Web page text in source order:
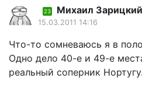
23 Михаил Зарицкий
15.03.2011 14:16
Что-то сомневаюсь я в
Одно дело 40-е и 49-е
реальный соперник Нортугу.